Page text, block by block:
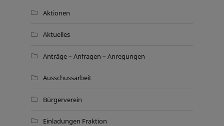
Aktionen
Aktuelles
Anträge – Anfragen – Anregungen
Ausschussarbeit
Bürgerverein
Einladungen Fraktion